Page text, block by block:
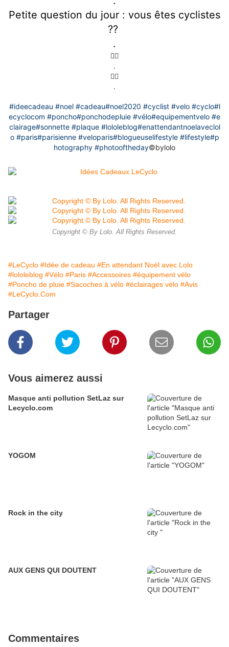
Petite question du jour : vous êtes cyclistes
??
.
🚴‍♂️
.
🚴‍♀️
.
#ideecadeau #noel #cadeau#noel2020 #cyclist #velo #cyclo#l
ecyclocom #poncho#ponchodepluie #vélo#equipementvelo #e
clairage#sonnette #plaque #lololeblog#enattendantnoelaveclol
o #paris#parisienne #veloparis#blogueuselifestyle #lifestyle#p
hotography #photooftheday©️bylolo
Copyright © By Lolo. All Rights Reserved.
#LeCyclo #Idée de cadeau #En attendant Noël avec Lolo
#lololeblog #Vélo #Paris #Accessoires #équipement vélo
#Poncho de pluie #Sacoches à vélo #éclairages vélo #Avis
#LeCyclo.Com
Partager
Vous aimerez aussi
Masque anti pollution SetLaz sur
Lecyclo.com
YOGOM
Rock in the city
AUX GENS QUI DOUTENT
Commentaires